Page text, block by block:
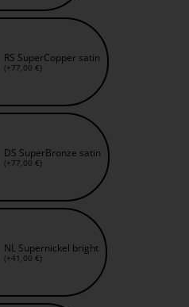
RS SuperCopper satin
(+77,00 €)
DS SuperBronze satin
(+77,00 €)
NL Supernickel bright
(+41,00 €)